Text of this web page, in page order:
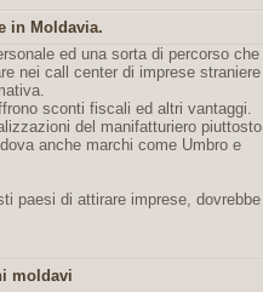
in Moldavia.
ed una sorta di percorso che
nei call center di imprese straniere
sconti fiscali ed altri vantaggi.
del manifatturiero piuttosto
anche marchi come Umbro e
paesi di attirare imprese, dovrebbe
moldavi